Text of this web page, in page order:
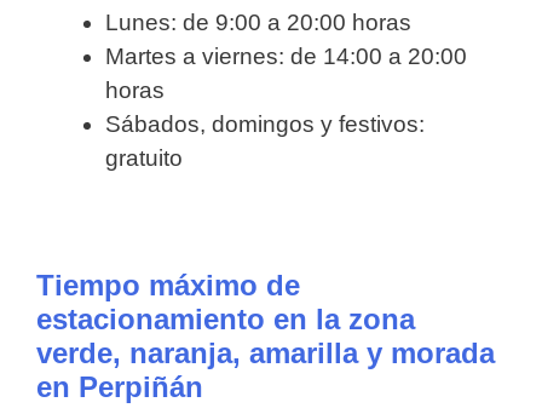
Lunes: de 9:00 a 20:00 horas
Martes a viernes: de 14:00 a 20:00
horas
Sábados, domingos y festivos:
gratuito
Tiempo máximo de
estacionamiento en la zona
verde, naranja, amarilla y morada
en Perpiñán